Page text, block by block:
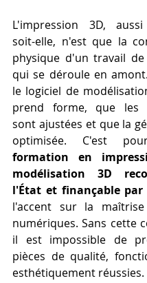
L'impression 3D,
soit-elle, n'est que la
physique d'un travail
qui se déroule en
le logiciel de
prend forme, que les
sont ajustées et que la
formation en
modélisation 3D
l'État et finançable par
l'accent sur la
numériques. Sans cette
il est impossible de
pièces de qualité,
esthétiquement réussies.